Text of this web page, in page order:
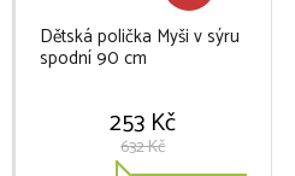
Dětská polička Myši v sýru
spodní 90 cm
253 Kč
632 Kč